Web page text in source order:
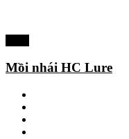
Mồi nhái HC Lure